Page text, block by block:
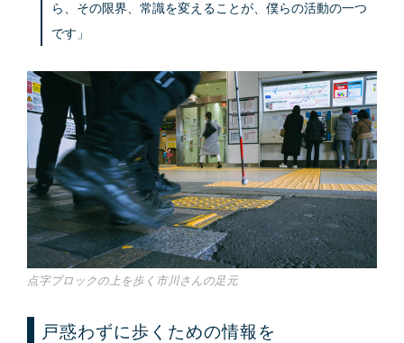
ら、その限界、常識を変えることが、僕らの活動の一つ
です」
点字ブロックの上を歩く市川さんの足元
戸惑わずに歩くための情報を